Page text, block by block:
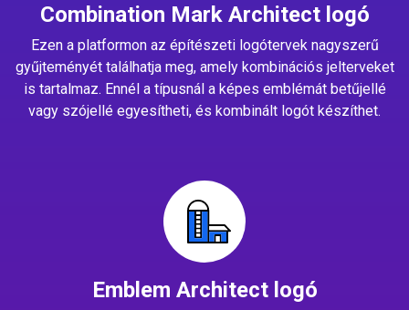
Combination Mark Architect logó
Ezen a platformon az építészeti logótervek nagyszerű
gyűjteményét találhatja meg, amely kombinációs jelterveket
is tartalmaz. Ennél a típusnál a képes emblémát betűjellé
vagy szójellé egyesítheti, és kombinált logót készíthet.
Emblem Architect logó